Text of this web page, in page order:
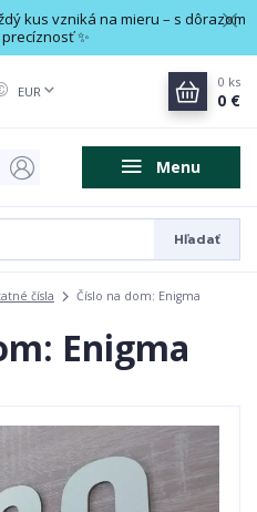
kus vzniká na mieru – s dôrazom
✨
Menu
EUR
Hľadať
0 ks
0 €
čísla Číslo na dom: Enigma
Enigma